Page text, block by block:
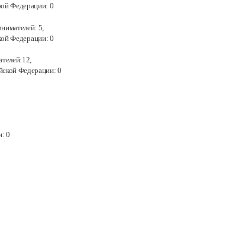
Федерации: 0
5,
Федерации:0
,
Федерации:0
0